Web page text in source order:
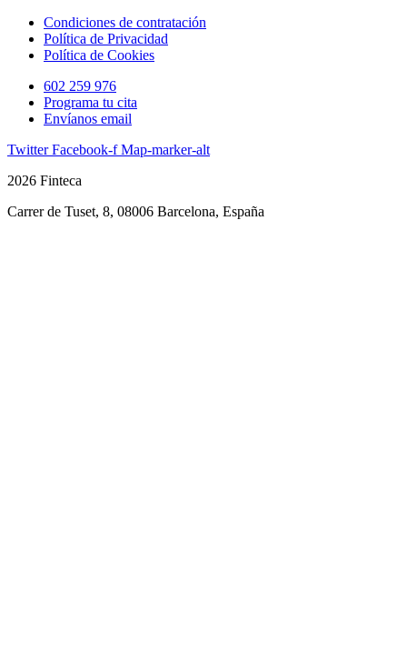
Condiciones de contratación
Política de Privacidad
Política de Cookies
602 259 976
Programa tu cita
Envíanos email
Twitter Facebook-f Map-marker-alt
2026 Finteca
Carrer de Tuset, 8, 08006 Barcelona, España